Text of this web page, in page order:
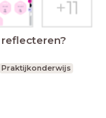
reflecteren?
Praktijkonderwijs